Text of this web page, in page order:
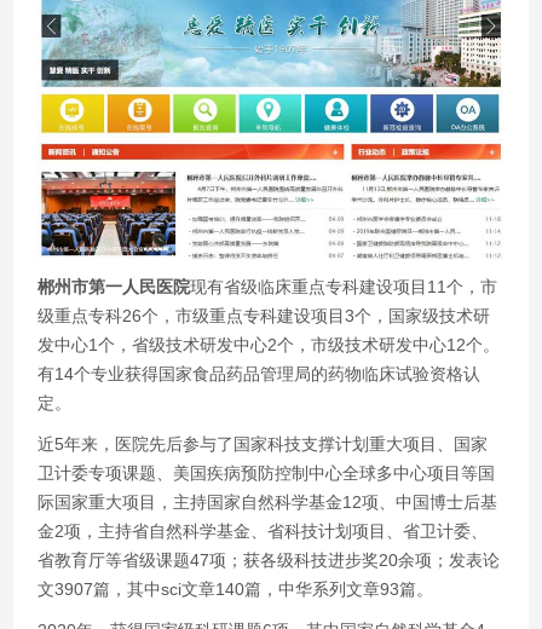
郴州市第一人民医院现有省级临床重点专科建设项目11个，市
级重点专科26个，市级重点专科建设项目3个，国家级技术研
发中心1个，省级技术研发中心2个，市级技术研发中心12个。
有14个专业获得国家食品药品管理局的药物临床试验资格认
定。
近5年来，医院先后参与了国家科技支撑计划重大项目、国家
卫计委专项课题、美国疾病预防控制中心全球多中心项目等国
际国家重大项目，主持国家自然科学基金12项、中国博士后基
金2项，主持省自然科学基金、省科技计划项目、省卫计委、
省教育厅等省级课题47项；获各级科技进步奖20余项；发表论
文3907篇，其中sci文章140篇，中华系列文章93篇。